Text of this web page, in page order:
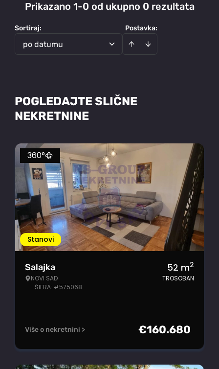
Prikazano 1-0 od ukupno 0 rezultata
Postavka:
Sortiraj:
po datumu
POGLEDAJTE SLIČNE
NEKRETNINE
Stanovi
360°
Salajka
NOVI SAD
ŠIFRA: #575068
52 m2
TROSOBAN
Više o nekretnini > €160.680